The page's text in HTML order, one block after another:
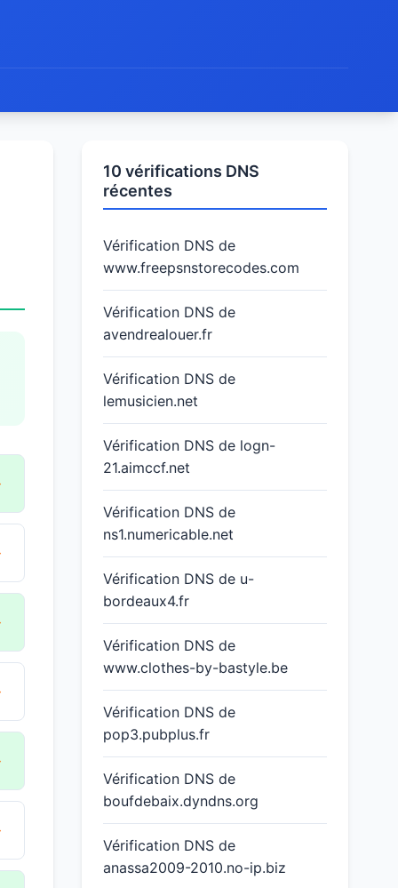
10 vérifications DNS
récentes
Vérification DNS de
www.freepsnstorecodes.com
Vérification DNS de
avendrealouer.fr
Vérification DNS de
lemusicien.net
Vérification DNS de logn-
21.aimccf.net
Vérification DNS de
ns1.numericable.net
Vérification DNS de u-
bordeaux4.fr
Vérification DNS de
www.clothes-by-bastyle.be
Vérification DNS de
pop3.pubplus.fr
Vérification DNS de
boufdebaix.dyndns.org
Vérification DNS de
anassa2009-2010.no-ip.biz